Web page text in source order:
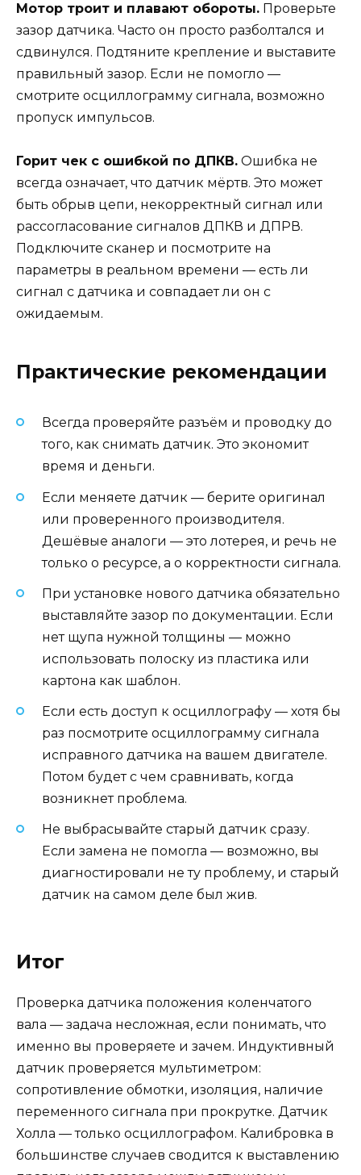
Мотор троит и плавают обороты. Проверьте
зазор датчика. Часто он просто разболтался и
сдвинулся. Подтяните крепление и выставите
правильный зазор. Если не помогло —
смотрите осциллограмму сигнала, возможно
пропуск импульсов.
Горит чек с ошибкой по ДПКВ. Ошибка не
всегда означает, что датчик мёртв. Это может
быть обрыв цепи, некорректный сигнал или
рассогласование сигналов ДПКВ и ДПРВ.
Подключите сканер и посмотрите на
параметры в реальном времени — есть ли
сигнал с датчика и совпадает ли он с
ожидаемым.
Практические рекомендации
Всегда проверяйте разъём и проводку до
того, как снимать датчик. Это экономит
время и деньги.
Если меняете датчик — берите оригинал
или проверенного производителя.
Дешёвые аналоги — это лотерея, и речь не
только о ресурсе, а о корректности сигнала.
При установке нового датчика обязательно
выставляйте зазор по документации. Если
нет щупа нужной толщины — можно
использовать полоску из пластика или
картона как шаблон.
Если есть доступ к осциллографу — хотя бы
раз посмотрите осциллограмму сигнала
исправного датчика на вашем двигателе.
Потом будет с чем сравнивать, когда
возникнет проблема.
Не выбрасывайте старый датчик сразу.
Если замена не помогла — возможно, вы
диагностировали не ту проблему, и старый
датчик на самом деле был жив.
Итог
Проверка датчика положения коленчатого
вала — задача несложная, если понимать, что
именно вы проверяете и зачем. Индуктивный
датчик проверяется мультиметром:
сопротивление обмотки, изоляция, наличие
переменного сигнала при прокрутке. Датчик
Холла — только осциллографом. Калибровка в
большинстве случаев сводится к выставлению